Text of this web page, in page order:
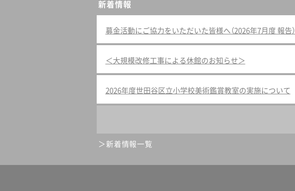
新着情報
募金活動にご協力をいただいた皆様へ（2026年7月度 報告）
＜大規模改修工事による休館のお知らせ＞
2026年度世田谷区立小学校美術鑑賞教室の実施について
新着情報一覧